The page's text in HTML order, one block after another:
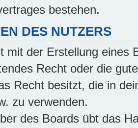
bestehen.
DES NUTZERS
mit der Erstellung eines
Recht oder die
Recht besitzt, die in
zu verwenden.
des Boards übt das